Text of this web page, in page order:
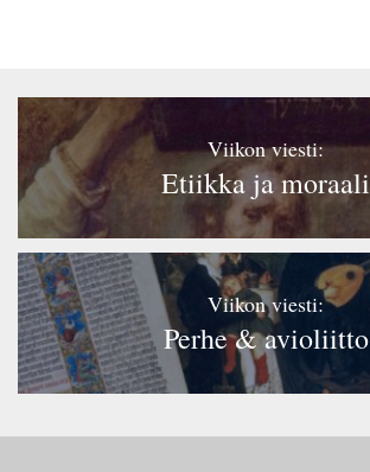
Viikon viesti:
Etiikka ja moraali
Viikon viesti:
Perhe & avioliitto